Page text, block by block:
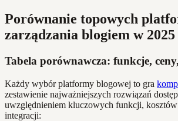
Porównanie topowych
zarządzania blogiem w
Tabela porównawcza: funkcje,
Każdy wybór platformy blogowej to gra
zestawienie najważniejszych rozwiązań
uwzględnieniem kluczowych funkcji,
integracji: